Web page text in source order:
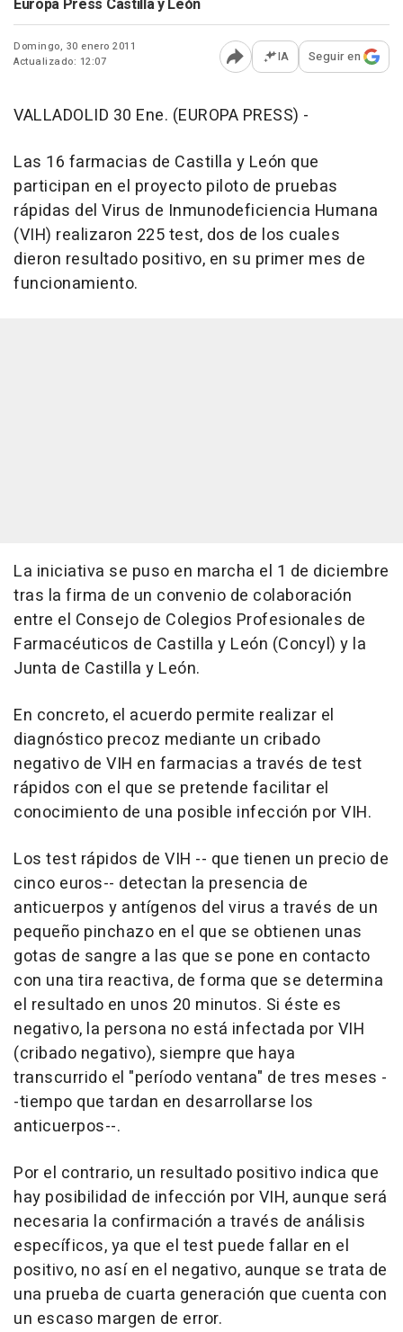
Europa Press Castilla y León
Domingo, 30 enero 2011
Actualizado: 12:07
Abrir opciones para
IA Seguir en
VALLADOLID 30 Ene. (EUROPA PRESS) -
Las 16 farmacias de Castilla y León que
participan en el proyecto piloto de pruebas
rápidas del Virus de Inmunodeficiencia Humana
(VIH) realizaron 225 test, dos de los cuales
dieron resultado positivo, en su primer mes de
funcionamiento.
La iniciativa se puso en marcha el 1 de diciembre
tras la firma de un convenio de colaboración
entre el Consejo de Colegios Profesionales de
Farmacéuticos de Castilla y León (Concyl) y la
Junta de Castilla y León.
En concreto, el acuerdo permite realizar el
diagnóstico precoz mediante un cribado
negativo de VIH en farmacias a través de test
rápidos con el que se pretende facilitar el
conocimiento de una posible infección por VIH.
Los test rápidos de VIH -- que tienen un precio de
cinco euros-- detectan la presencia de
anticuerpos y antígenos del virus a través de un
pequeño pinchazo en el que se obtienen unas
gotas de sangre a las que se pone en contacto
con una tira reactiva, de forma que se determina
el resultado en unos 20 minutos. Si éste es
negativo, la persona no está infectada por VIH
(cribado negativo), siempre que haya
transcurrido el "período ventana" de tres meses -
-tiempo que tardan en desarrollarse los
anticuerpos--.
Por el contrario, un resultado positivo indica que
hay posibilidad de infección por VIH, aunque será
necesaria la confirmación a través de análisis
específicos, ya que el test puede fallar en el
positivo, no así en el negativo, aunque se trata de
una prueba de cuarta generación que cuenta con
un escaso margen de error.